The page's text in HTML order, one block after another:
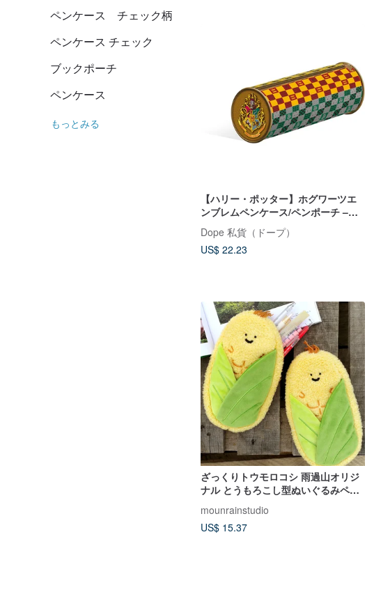
ペンケース チェック柄
ペンケース チェック
ブックポーチ
ペンケース
もっとみる
【ハリー・ポッター】ホグワーツエ
ンブレムペンケース/ペンポーチ –
Harry Potter
Dope 私貨（ドープ）
US$ 22.23
ざっくりトウモロコシ 雨過山オリジ
ナル とうもろこし型ぬいぐるみペン
用ペンポーチ
mounrainstudio
US$ 15.37